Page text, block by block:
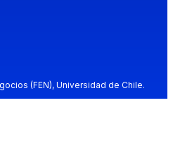
(FEN), Universidad de Chile.